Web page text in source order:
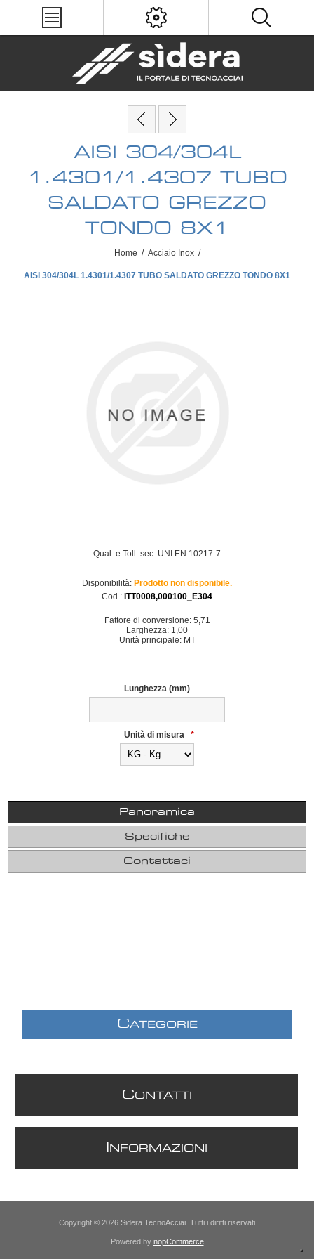
AISI 304/304L
1.4301/1.4307 TUBO
SALDATO GREZZO
TONDO 8X1
Home / Acciaio Inox /
AISI 304/304L 1.4301/1.4307 TUBO SALDATO GREZZO TONDO 8X1
Qual. e Toll. sec. UNI EN 10217-7
Disponibilità: Prodotto non disponibile.
Cod.: ITT0008,000100_E304
Fattore di conversione: 5,71
Larghezza: 1,00
Unità principale: MT
Lunghezza (mm)
Unità di misura *
Panoramica
Specifiche
Contattaci
CATEGORIE
CONTATTI
NFORMAZIONI
Copyright © 2026 Sidera TecnoAcciai. Tutti i diritti riservati
Powered by nopCommerce